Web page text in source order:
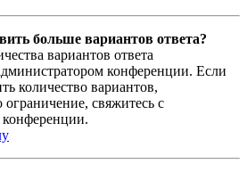
больше вариантов ответа?
вариантов ответа
конференции. Если
количество вариантов,
свяжитесь с